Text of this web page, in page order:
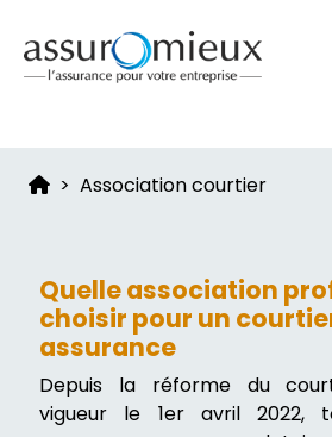
Association courtier
Quelle association
choisir pour un
assurance
Depuis la réforme du
vigueur le 1er avril 2022,